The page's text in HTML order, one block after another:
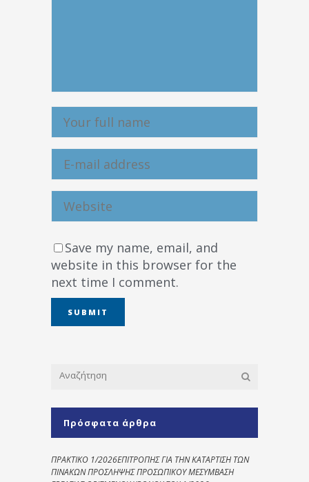
Save my name, email, and
website in this browser for the
next time I comment.
Πρόσφατα άρθρα
ΠΡΑΚΤΙΚΟ 1/2026ΕΠΙΤΡΟΠΗΣ ΓΙΑ ΤΗΝ ΚΑΤΑΡΤΙΣΗ ΤΩΝ
ΠΙΝΑΚΩΝ ΠΡΟΣΛΗΨΗΣ ΠΡΟΣΩΠΙΚΟΥ ΜΕΣΥΜΒΑΣΗ